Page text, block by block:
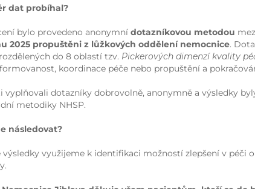
dat probíhal?
bylo provedeno anonymní dotazníkovou metodou
2025 propuštěni z lůžkových oddělení nemocnice.
do 8 oblastí tzv. Pickerových dimenzí kvality
koordinace péče nebo propuštění a
vyplňovali dotazníky dobrovolně, anonymně a výsledky
metodiky NHSP.
následovat?
výsledky využijeme k identifikaci možností zlepšení v péči